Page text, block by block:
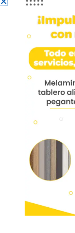
Riel
2mts
Riel de aluminio
placard de hasta
Ideal para
Ideal para
Código:
Referencia:
10100628020